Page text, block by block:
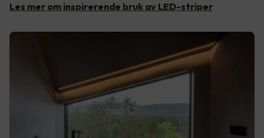
Les mer om inspirerende bruk av LED-striper